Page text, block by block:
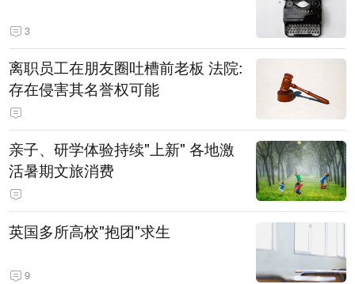
3
离职员工在朋友圈吐槽前老板 法院:
存在侵害其名誉权可能
亲子、研学体验持续"上新" 各地激
活暑期文旅消费
英国多所高校"抱团"求生
9